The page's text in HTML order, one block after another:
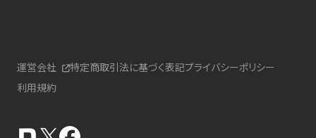
運営会社 特定商取引法に基づく表記プライバシーポリシー
利用規約